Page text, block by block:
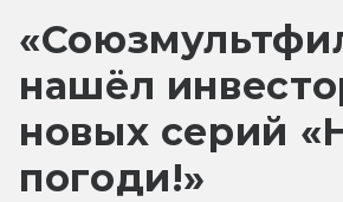
нашёл
новых серий
погоди!»